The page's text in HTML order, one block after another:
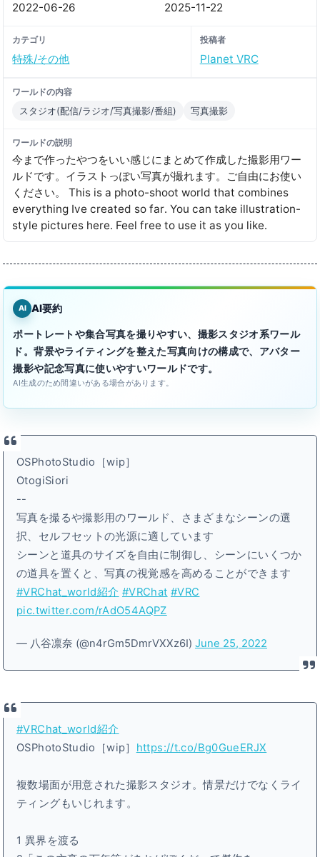
2022-06-26 2025-11-22
カテゴリ
特殊/その他
投稿者
Planet VRC
ワールドの内容
スタジオ(配信/ラジオ/写真撮影/番組) 写真撮影
ワールドの説明
今まで作ったやつをいい感じにまとめて作成した撮影用ワー
ルドです。イラストっぽい写真が撮れます。ご自由にお使い
ください。 This is a photo-shoot world that combines
everything Ive created so far․ You can take illustration-
style pictures here․ Feel free to use it as you like․
AI AI要約
ポートレートや集合写真を撮りやすい、撮影スタジオ系ワール
ド。背景やライティングを整えた写真向けの構成で、アバター
撮影や記念写真に使いやすいワールドです。
AI生成のため間違いがある場合があります。
OSPhotoStudio［wip］
OtogiSiori
--
写真を撮るや撮影用のワールド、さまざまなシーンの選
択、セルフセットの光源に適しています
シーンと道具のサイズを自由に制御し、シーンにいくつか
の道具を置くと、写真の視覚感を高めることができます
#VRChat_world紹介 #VRChat #VRC
pic.twitter.com/rAdO54AQPZ
— 八谷凛奈 (@n4rGm5DmrVXXz6I)June 25, 2022
#VRChat_world紹介
OSPhotoStudio［wip］ https://t.co/Bg0GueERJX
複数場面が用意された撮影スタジオ。情景だけでなくライ
ティングもいじれます。
1 異界を渡る